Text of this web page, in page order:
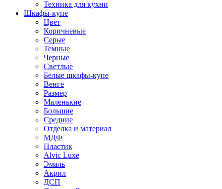
Техника для кухни
Шкафы-купе
Цвет
Коричневые
Серые
Темные
Черные
Светлые
Белые шкафы-купе
Венге
Размер
Маленькие
Большие
Средние
Отделка и материал
МДФ
Пластик
Alvic Luxe
Эмаль
Акрил
ДСП